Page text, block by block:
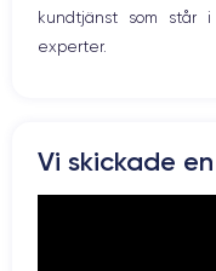
Batterie
Si vous souhaitez
kundtjänst som står
experter.
Vi skickade